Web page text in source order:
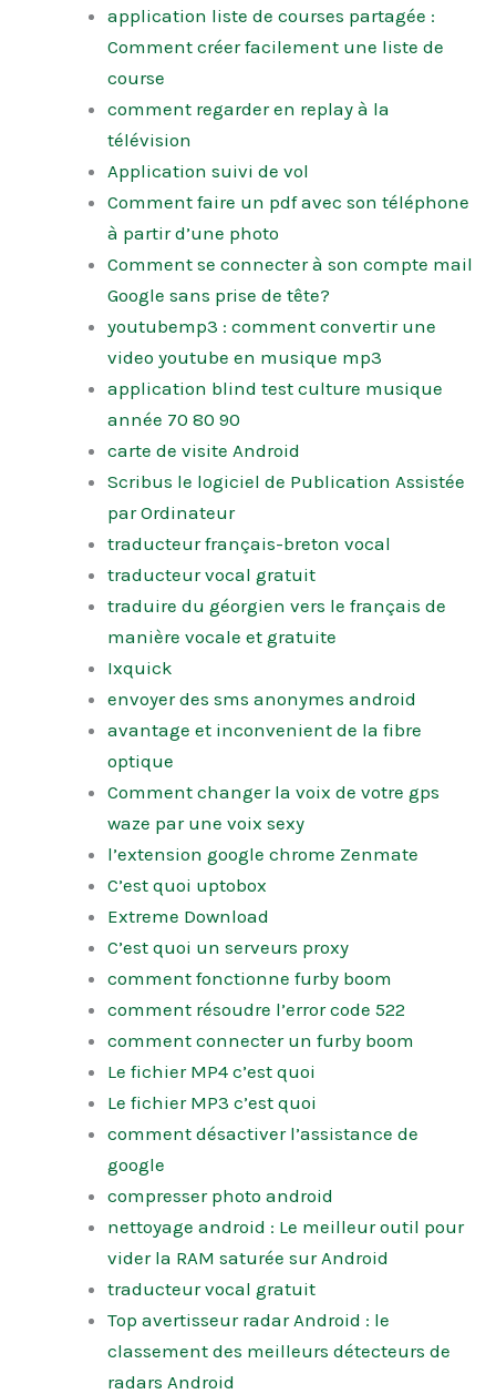
application liste de courses partagée :
Comment créer facilement une liste de
course
comment regarder en replay à la
télévision
Application suivi de vol
Comment faire un pdf avec son téléphone
à partir d’une photo
Comment se connecter à son compte mail
Google sans prise de tête?
youtubemp3 : comment convertir une
video youtube en musique mp3
application blind test culture musique
année 70 80 90
carte de visite Android
Scribus le logiciel de Publication Assistée
par Ordinateur
traducteur français-breton vocal
traducteur vocal gratuit
traduire du géorgien vers le français de
manière vocale et gratuite
Ixquick
envoyer des sms anonymes android
avantage et inconvenient de la fibre
optique
Comment changer la voix de votre gps
waze par une voix sexy
l’extension google chrome Zenmate
C’est quoi uptobox
Extreme Download
C’est quoi un serveurs proxy
comment fonctionne furby boom
comment résoudre l’error code 522
comment connecter un furby boom
Le fichier MP4 c’est quoi
Le fichier MP3 c’est quoi
comment désactiver l’assistance de
google
compresser photo android
nettoyage android : Le meilleur outil pour
vider la RAM saturée sur Android
traducteur vocal gratuit
Top avertisseur radar Android : le
classement des meilleurs détecteurs de
radars Android